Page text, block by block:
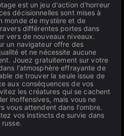
est un jeu d'action d'horreur
décisionnelles sont mises à
monde de mystère et de
différentes portes dans
vers de nouveaux niveaux.
un navigateur offre des
et ne nécessite aucune
Jouez gratuitement sur votre
l'atmosphère effrayante de
de trouver la seule issue de
aux conséquences de vos
les créatures qui se cachent
inoffensives, mais vous ne
vous attendent dans l'ombre.
vos instincts de survie dans